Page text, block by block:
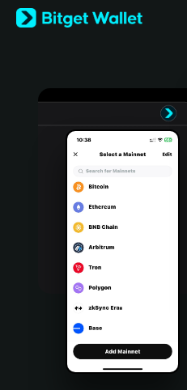
English
日本語
Türkçe
Português (Portugal)
Bahasa Indonesia
Português (Brasil)
Español (Argentina)